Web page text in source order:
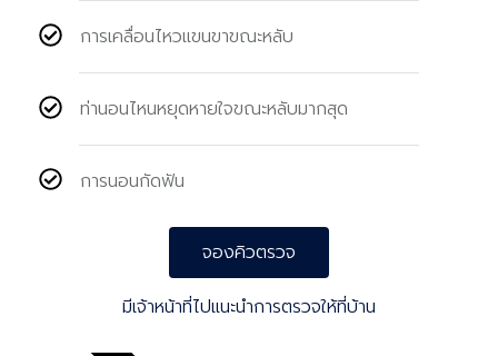
การเคลื่อนไหวแขนขาขณะหลับ
ท่านอนไหนหยุดหายใจขณะหลับมากสุด
การนอนกัดฟัน
จองคิวตรวจ
มีเจ้าหน้าที่ไปแนะนำการตรวจให้ที่บ้าน